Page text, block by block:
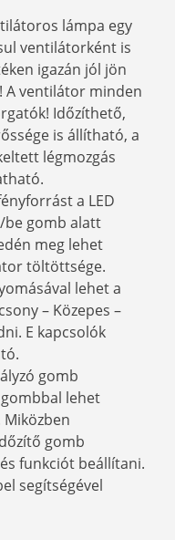
lámpa egy
ventilátorként is
igazán jól jön
A ventilátor minden
Időzíthető,
is állítható, a
légmozgás
a LED
be gomb alatt
meg lehet
töltöttsége.
lehet a
– Közepes –
E kapcsolók
gomb
lehet
gomb
funkciót beállítani.
segítségével